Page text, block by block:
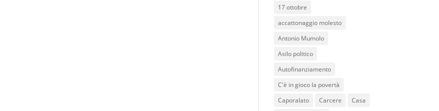
17 ottobre
accattonaggio molesto
Antonio Mumolo
Asilo politico
Autofinanziamento
C'è in gioco la povertà
Caporalato
Carcere
Casa